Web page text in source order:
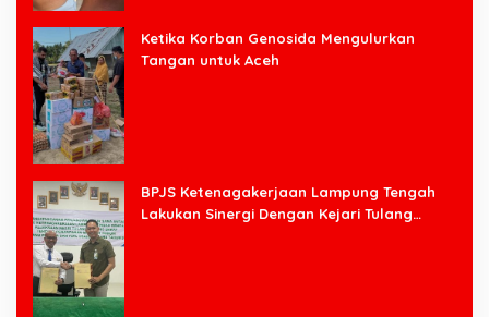
Ketika Korban Genosida Mengulurkan
Tangan untuk Aceh
BPJS Ketenagakerjaan Lampung Tengah
Lakukan Sinergi Dengan Kejari Tulang